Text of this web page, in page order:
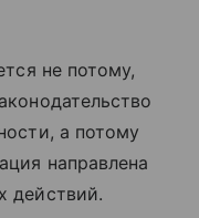
не потому,
а потому
направлена
действий.